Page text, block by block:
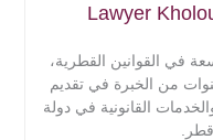
في القوانين القطرية،
أكثر من 10 سنوات من الخبرة في تقديم
القانونية في دولة
قطر.